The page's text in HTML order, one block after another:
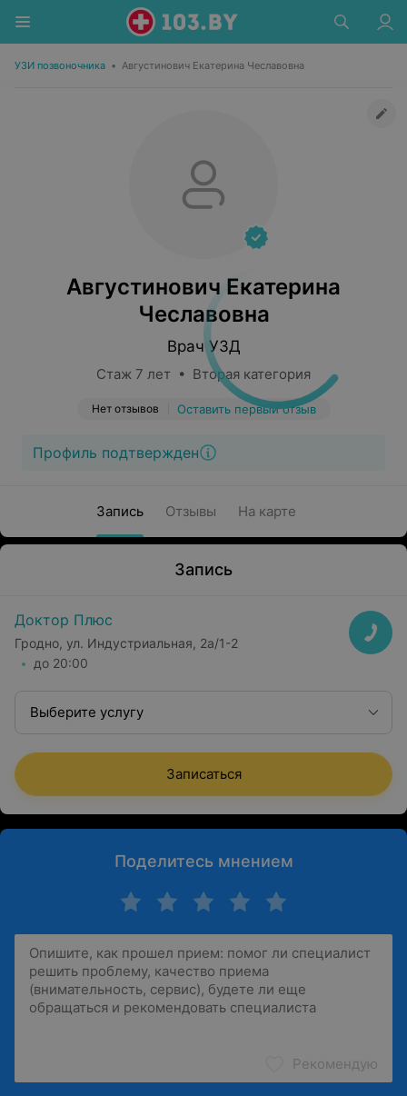
УЗИ позвоночника • Августинович Екатерина Чеславовна
Августинович Екатерина
Чеславовна
Врач УЗД
Стаж 7 лет • Вторая категория
Нет отзывов Оставить первый отзыв
Профиль подтвержден
Запись Отзывы На карте
Запись
Доктор Плюс
Гродно, ул. Индустриальная, 2а/1-2
до 20:00
Выберите услугу
Записаться
Поделитесь мнением
Рекомендую